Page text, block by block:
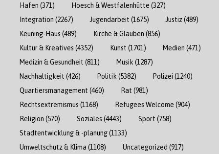
Hafen (371) Hoesch & Westfalenhütte (327)
Integration (2267) Jugendarbeit (1675) Justiz(489)
Keuning-Haus (489) Kirche & Glauben (856)
Kultur & Kreatives (4352) Kunst (1701) Medien (471)
Medizin & Gesundheit (811) Musik (1287)
Nachhaltigkeit (426) Politik (5382) Polizei (1240)
Quartiersmanagement (460) Rat (981)
Rechtsextremismus (1168) Refugees Welcome (904)
Religion (570) Soziales (4443) Sport (758)
Stadtentwicklung & -planung(1133)
Umweltschutz & Klima (1108) Uncategorized (917)